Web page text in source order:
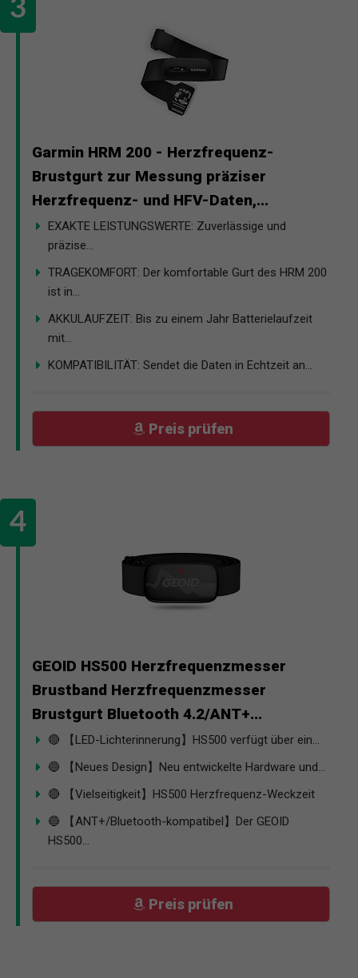
Garmin HRM 200 - Herzfrequenz-
Brustgurt zur Messung präziser
Herzfrequenz- und HFV-Daten,...
EXAKTE LEISTUNGSWERTE: Zuverlässige und
präzise...
TRAGEKOMFORT: Der komfortable Gurt des HRM 200
ist in...
AKKULAUFZEIT: Bis zu einem Jahr Batterielaufzeit
mit...
KOMPATIBILITÄT: Sendet die Daten in Echtzeit an...
Preis prüfen
GEOID HS500 Herzfrequenzmesser
Brustband Herzfrequenzmesser
Brustgurt Bluetooth 4.2/ANT+...
🔴 【LED-Lichterinnerung】HS500 verfügt über ein...
🔵 【Neues Design】Neu entwickelte Hardware und...
🔴 【Vielseitigkeit】HS500 Herzfrequenz-Weckzeit
🔵 【ANT+/Bluetooth-kompatibel】Der GEOID
HS500...
Preis prüfen